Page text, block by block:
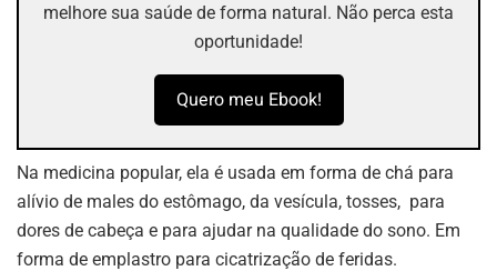
melhore sua saúde de forma natural. Não perca esta
oportunidade!
Quero meu Ebook!
Na medicina popular, ela é usada em forma de chá para
alívio de males do estômago, da vesícula, tosses, para
dores de cabeça e para ajudar na qualidade do sono. Em
forma de emplastro para cicatrização de feridas.